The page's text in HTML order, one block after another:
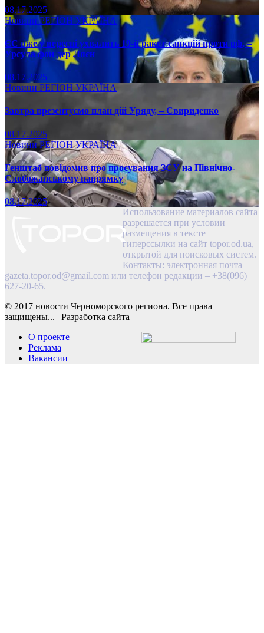
08.17.2025
НовиниРЕГІОН УКРАЇНА
ЄС вже у вересні ухвалить 19-й ракет санкцій проти рф, –
Урсула фон дер Ляєн
08.17.2025
Новини РЕГІОН УКРАЇНА
Завтра презентуємо план дій Уряду, – Свириденко
08.17.2025
НовиниРЕГІОНУКРАЇНА
Генштаб повідомив про просування ЗСУ на Північно-
Слобожанському напрямку
08.17.2025
Использование материалов сайта
разрешается при условии
размещения в тексте
гиперссылки на сайт topor.od.ua,
открытой для поисковых систем.
Контакты: электронная почта
gazeta.topor.od@gmail.com или телефон редакции – +38(096)
627-20-65.
© 2017 новости Черноморского региона. Все права
защищены... | Разработка сайта
О проекте
Реклама
Вакансии